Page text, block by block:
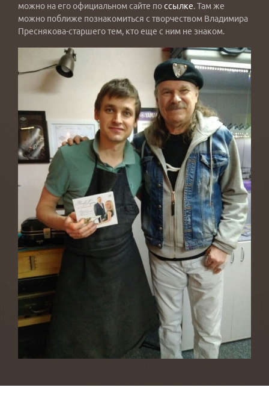
можно на его официальном сайте поссылке. Там же
можно поближе познакомиться с творчеством Владимира
Преснякова-старшего тем, кто еще с ним не знаком.